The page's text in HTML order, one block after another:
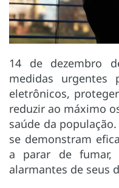
14 de dezembro
medidas urgentes
eletrônicos,
reduzir ao máximo
saúde da
se demonstram
a parar de fumar,
alarmantes de seus